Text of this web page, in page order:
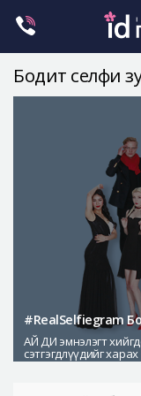
Ботокс , филлер
Галбиржуулах
Let Me In
Бодит селфи
#RealSelfiegram
АЙ ДИ эмнэлэгт
сэтгэгдлүүдийг